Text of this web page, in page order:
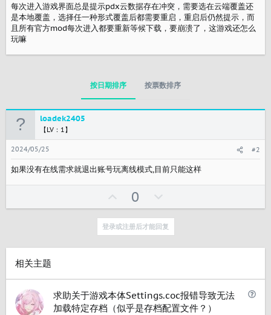
每次进入游戏界面总是提示pdx云数据存在冲突，需要选在云端覆盖还
是本地覆盖，选择任一种形式覆盖后都需要重启，重启后仍然提示，而
且所有官方mod每次进入都要重新等候下载，要崩溃了，这游戏还怎么
玩嘛
按日期排序 按票数排序
loadek2405
【LV：1】
2024/05/25 #2
如果没有在线需求就退出账号玩离线模式,目前只能这样
p
v
o
t
0
对
登录或注册后才能回复
相关主题
问
求助关于游戏本体Settings.coc报错导致无法
加载特定存档（似乎是存档配置文件？）